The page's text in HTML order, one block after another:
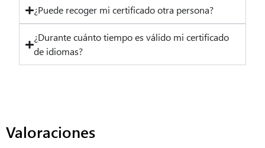
¿Puede recoger mi certificado otra persona?
¿Durante cuánto tiempo es válido mi certificado
de idiomas?
Valoraciones